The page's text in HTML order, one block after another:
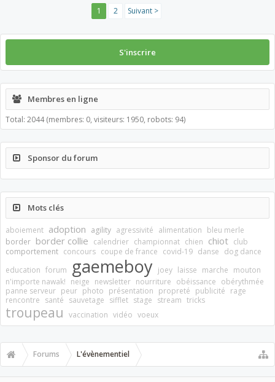
1 2 Suivant >
S'inscrire
Membres en ligne
Total: 2044 (membres: 0, visiteurs: 1950, robots: 94)
Sponsor du forum
Mots clés
aboiement adoption agility agressivité alimentation bleu merle
border border collie calendrier championnat chien chiot club
comportement concours coupe de france covid-19 danse dog dance
education forum gaemeboy joey laisse marche mouton
n'importe nawak! neige newsletter nourriture obéissance obérythmée
panne serveur peur photo présentation propreté publicité rage
rencontre santé sauvetage sifflet stage stream tricks
troupeau vaccination vidéo voeux
Forums L'évènementiel